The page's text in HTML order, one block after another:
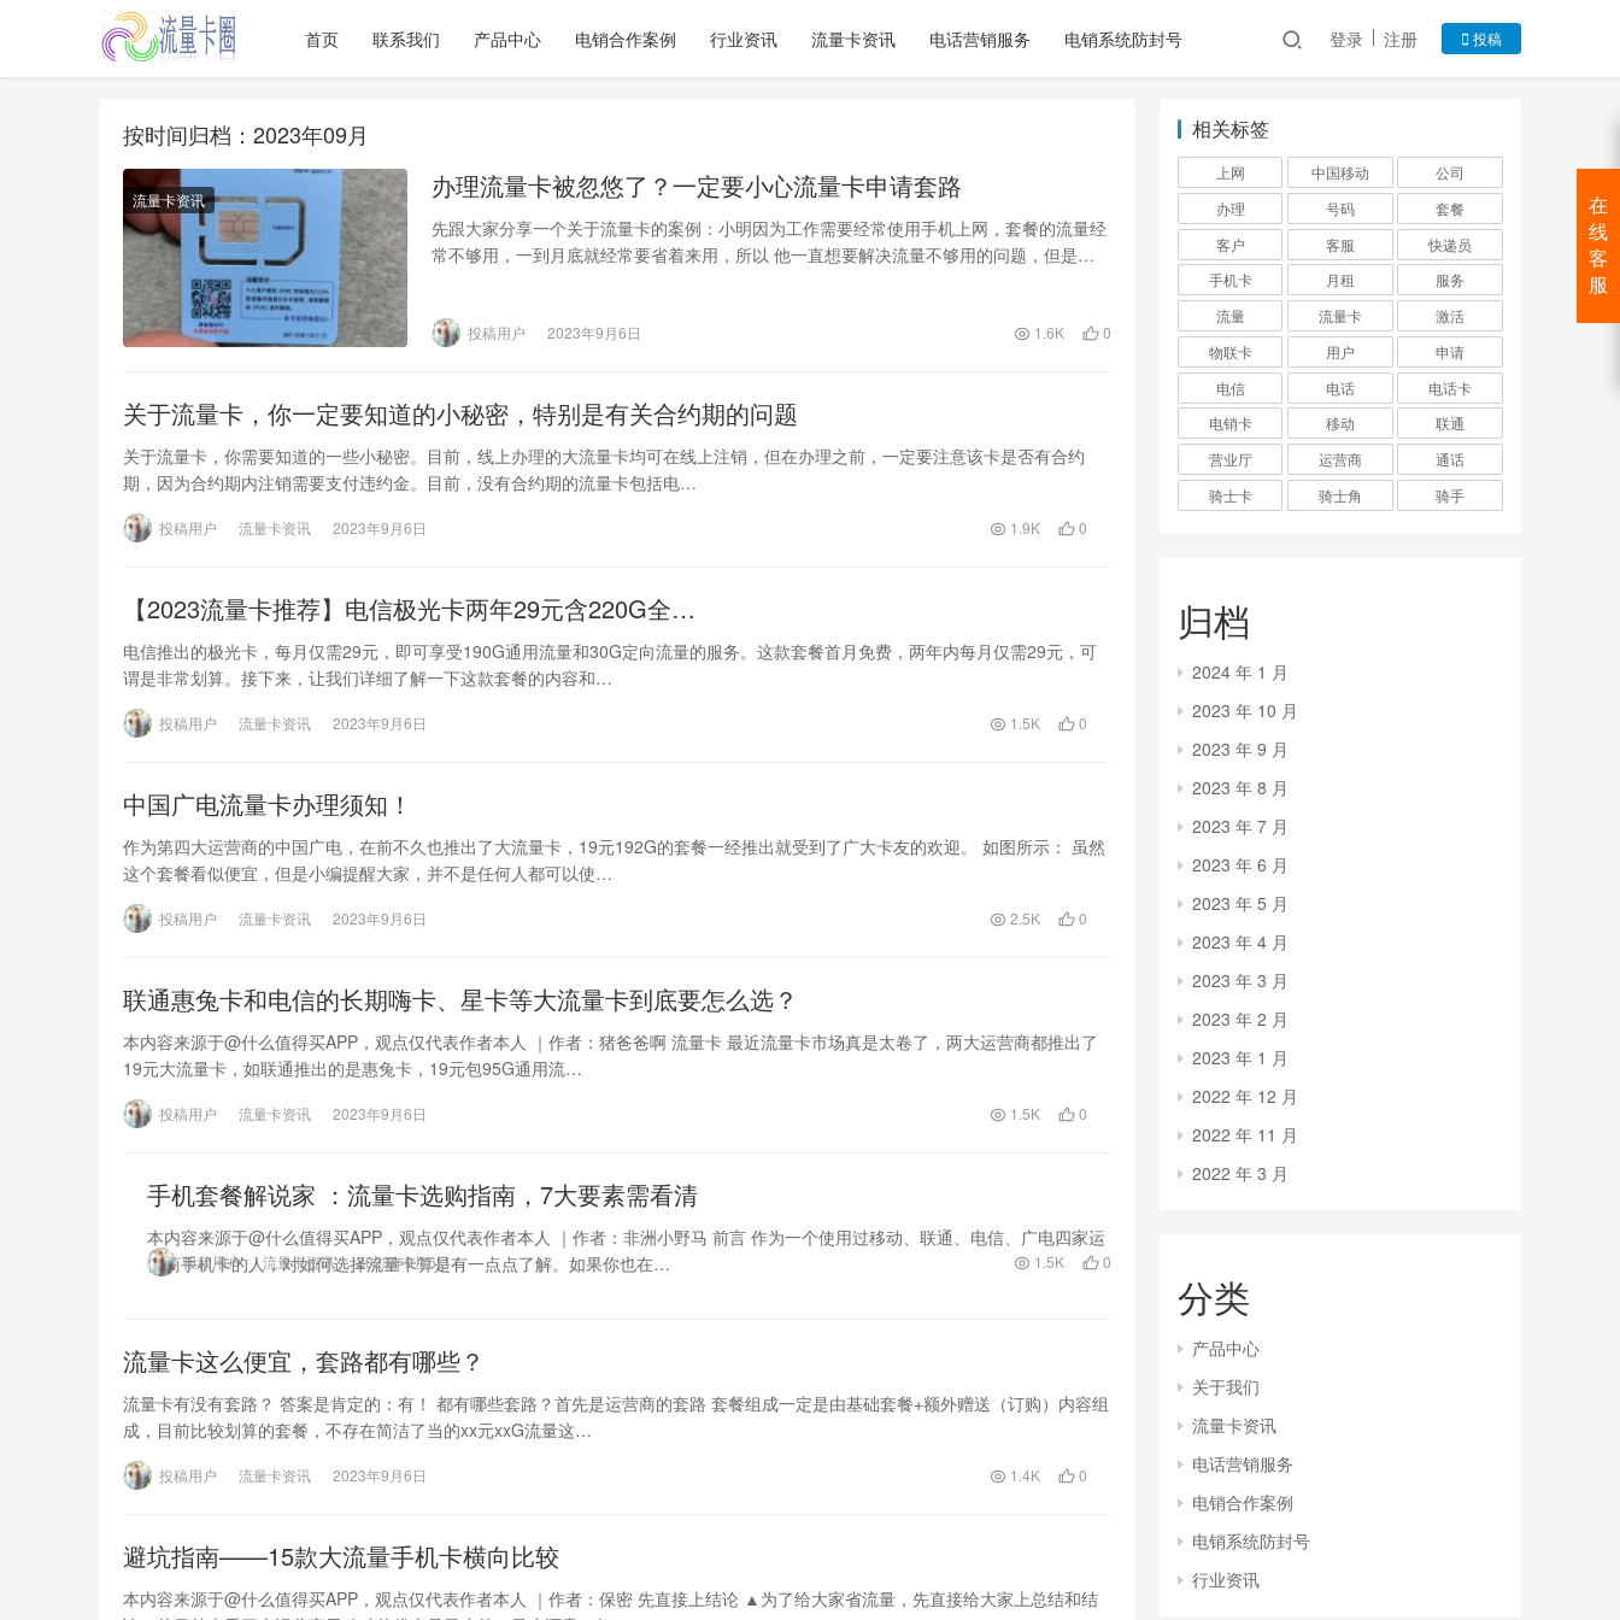
首页 联系我们 产品中心 电销合作案例 行业资讯 流量卡资讯 电话营销服务 电销系统防封号 登录 注册 投稿
按时间归档：2023年09月
流量卡资讯 办理流量卡被忽悠了？一定要小心流量卡申请套路
先跟大家分享一个关于流量卡的案例：小明因为工作需要经常使用手机上网，套餐的流量经
常不够用，一到月底就经常要省着来用，所以 他一直想要解决流量不够用的问题，但是由
投稿用户 2023年9月6日 1.6K 0
关于流量卡，你一定要知道的小秘密，特别是有关合约期的问题
关于流量卡，你需要知道的一些小秘密。目前，线上办理的大流量卡均可在线上注销，但在办理之前，一定要注意该卡是否有合约
期，因为合约期内注销需要支付违约金。目前，没有合约期的流量卡包括电…
投稿用户 流量卡资讯 2023年9月6日 1.9K 0
【2023流量卡推荐】电信极光卡两年29元含220G全…
电信推出的极光卡，每月仅需29元，即可享受190G通用流量和30G定向流量的服务。这款套餐首月免费，两年内每月仅需29元，可
谓是非常划算。接下来，让我们详细了解一下这款套餐的内容和…
投稿用户 流量卡资讯 2023年9月6日 1.5K 0
中国广电流量卡办理须知！
作为第四大运营商的中国广电，在前不久也推出了大流量卡，19元192G的套餐一经推出就受到了广大卡友的欢迎。 如图所示： 虽然
这个套餐看似便宜，但是小编提醒大家，并不是任何人都可以使…
投稿用户 流量卡资讯 2023年9月6日 2.5K 0
联通惠兔卡和电信的长期嗨卡、星卡等大流量卡到底要怎么选？
本内容来源于@什么值得买APP，观点仅代表作者本人 ｜作者：猪爸爸啊 流量卡 最近流量卡市场真是太卷了，两大运营商都推出了
19元大流量卡，如联通推出的是惠兔卡，19元包95G通用流…
投稿用户 流量卡资讯 2023年9月6日 1.5K 0
手机套餐解说家 ：流量卡选购指南，7大要素需看清
本内容来源于@什么值得买APP，观点仅代表作者本人 ｜作者：非洲小野马 前言 作为一个使用过移动、联通、电信、广电四家运
营商手机卡的人，对如何选择流量卡算是有一点点了解。如果你也在…
投稿用户 流量卡资讯 2023年9月6日 1.5K 0
流量卡这么便宜，套路都有哪些？
流量卡有没有套路？ 答案是肯定的：有！ 都有哪些套路？首先是运营商的套路 套餐组成一定是由基础套餐+额外赠送（订购）内容组
成，目前比较划算的套餐，不存在简洁了当的xx元xxG流量这…
投稿用户 流量卡资讯 2023年9月6日 1.4K 0
避坑指南——15款大流量手机卡横向比较
本内容来源于@什么值得买APP，观点仅代表作者本人 ｜作者：保密 先直接上结论 ▲为了给大家省流量，先直接给大家上总结和结
相关标签
上网 中国移动
公司
办理
号码
套餐
客户
客服
快递员
手机卡
月租
服务
流量
流量卡
激活
物联卡
用户
申请
电信
电话
电话卡
电销卡
移动
联通
营业厅
运营商
通话
骑士卡
骑士角 骑手
归档
2024 年 1 月
2023 年 10 月
2023 年 9 月
2023 年 8 月
2023 年 7 月
2023 年 6 月
2023 年 5 月
2023 年 4 月
2023 年 3 月
2023 年 2 月
2023 年 1 月
2022 年 12 月
2022 年 11 月
2022 年 3 月
分类
产品中心
关于我们
流量卡资讯
电话营销服务
电销合作案例
电销系统防封号
行业资讯
在
线
客
服